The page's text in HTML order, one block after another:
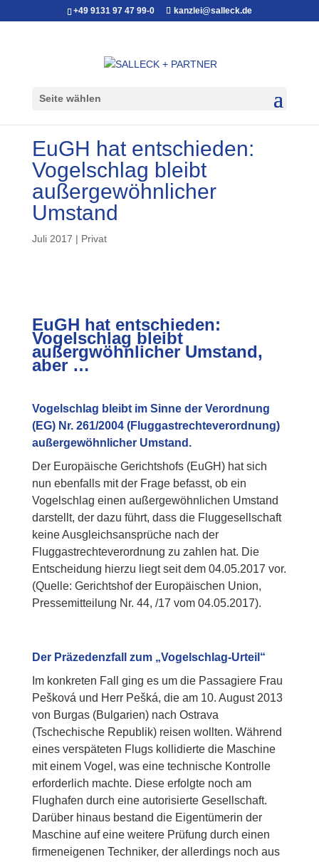
+49 9131 97 47 99-0 kanzlei@salleck.de
Seite wählen
EuGH hat entschieden:
Vogelschlag bleibt
außergewöhnlicher
Umstand
Juli 2017 | Privat
EuGH hat entschieden:
Vogelschlag bleibt
außergwöhnlicher Umstand,
aber …
Vogelschlag bleibt im Sinne der Verordnung
(EG) Nr. 261/2004 (Fluggastrechteverordnung)
außergewöhnlicher Umstand.
Der Europäische Gerichtshofs (EuGH) hat sich
nun ebenfalls mit der Frage befasst, ob ein
Vogelschlag einen außergewöhnlichen Umstand
darstellt, der dazu führt, dass die Fluggesellschaft
keine Ausgleichsansprüche nach der
Fluggastrechteverordnung zu zahlen hat. Die
Entscheidung hierzu liegt seit dem 04.05.2017 vor.
(Quelle: Gerichtshof der Europäischen Union,
Pressemitteilung Nr. 44, /17 vom 04.05.2017).
Der Präzedenzfall zum „Vogelschlag-Urteil“
Im konkreten Fall ging es um die Passagiere Frau
Pešková und Herr Pešká, die am 10. August 2013
von Burgas (Bulgarien) nach Ostrava
(Tschechische Republik) reisen wollten. Während
eines verspäteten Flugs kollidierte die Maschine
mit einem Vogel, was eine technische Kontrolle
erforderlich machte. Diese erfolgte noch am
Flughafen durch eine autorisierte Gesellschaft.
Darüber hinaus bestand die Eigentümerin der
Maschine auf eine weitere Prüfung durch einen
firmeneigenen Techniker, der allerdings noch aus